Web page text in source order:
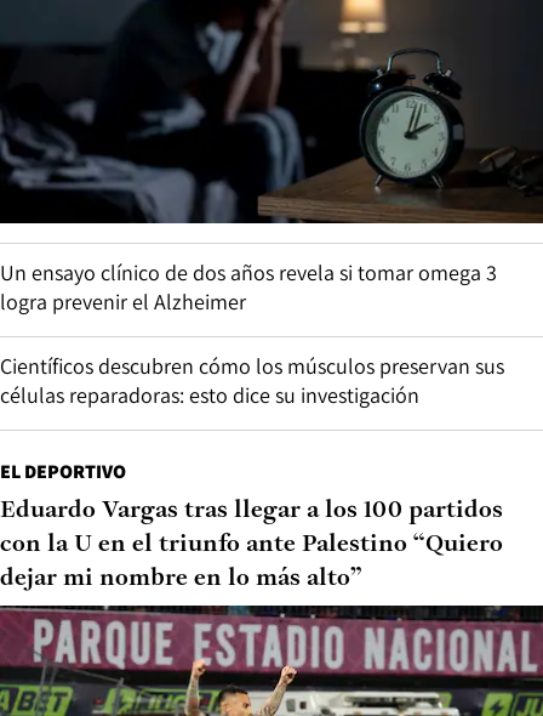
Un ensayo clínico de dos años revela si tomar omega 3
logra prevenir el Alzheimer
Científicos descubren cómo los músculos preservan sus
células reparadoras: esto dice su investigación
EL DEPORTIVO
Eduardo Vargas tras llegar a los 100 partidos
con la U en el triunfo ante Palestino “Quiero
dejar mi nombre en lo más alto”